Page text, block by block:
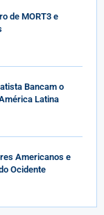
de MORT3 e
Bancam o
Latina
Americanos e
Ocidente